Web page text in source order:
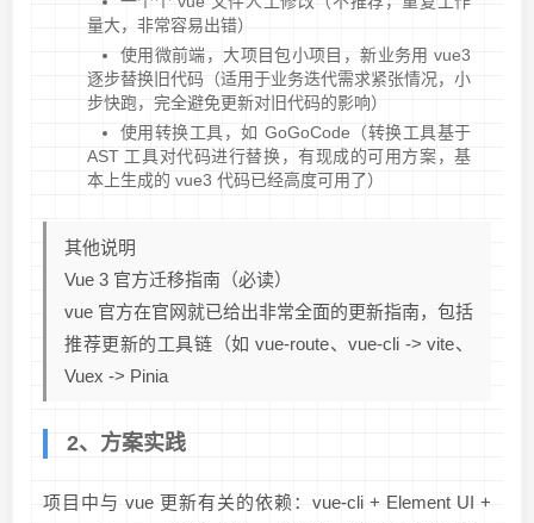
量大，非常容易出错）
使用微前端，大项目包小项目，新业务用 vue3
逐步替换旧代码（适用于业务迭代需求紧张情况，小
步快跑，完全避免更新对旧代码的影响）
使用转换工具，如 GoGoCode（转换工具基于
AST 工具对代码进行替换，有现成的可用方案，基
本上生成的 vue3 代码已经高度可用了）
其他说明
Vue 3 官方迁移指南（必读）
vue 官方在官网就已给出非常全面的更新指南，包括
推荐更新的工具链（如 vue-route、vue-cli -> vite、
Vuex -> Pinia
2、方案实践
项目中与 vue 更新有关的依赖：vue-cli + Element UI +